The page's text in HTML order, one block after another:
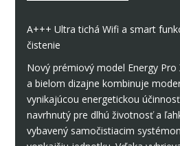
A+++Ultra ticháWifi a smart
čistenie
Nový prémiový model Energy
a bielom dizajne kombinuje
vynikajúcou energetickou
navrhnutý pre dlhú životnosť a
vybavený samočistiacim